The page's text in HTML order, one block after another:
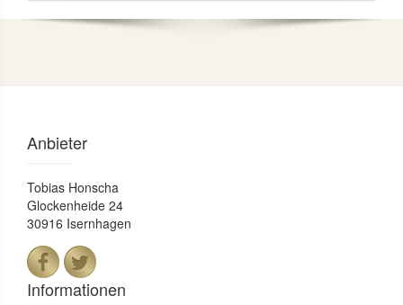
Anbieter
Tobias Honscha
Glockenheide 24
30916 Isernhagen
Informationen